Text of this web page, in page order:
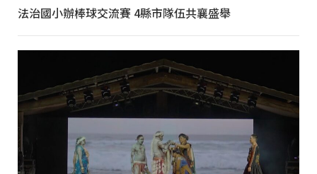
法治國小辦棒球交流賽 4縣市隊伍共襄盛舉